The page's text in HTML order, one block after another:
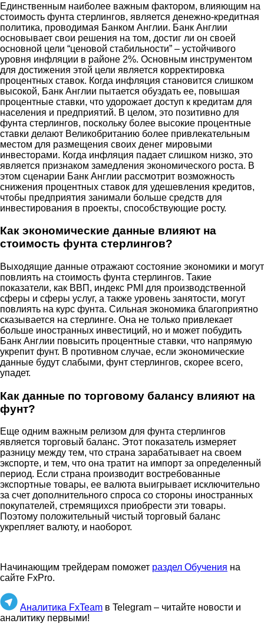
Единственным наиболее важным фактором, влияющим на
стоимость фунта стерлингов, является денежно-кредитная
политика, проводимая Банком Англии. Банк Англии
основывает свои решения на том, достиг ли он своей
основной цели “ценовой стабильности” – устойчивого
уровня инфляции в районе 2%. Основным инструментом
для достижения этой цели является корректировка
процентных ставок. Когда инфляция становится слишком
высокой, Банк Англии пытается обуздать ее, повышая
процентные ставки, что удорожает доступ к кредитам для
населения и предприятий. В целом, это позитивно для
фунта стерлингов, поскольку более высокие процентные
ставки делают Великобританию более привлекательным
местом для размещения своих денег мировыми
инвесторами. Когда инфляция падает слишком низко, это
является признаком замедления экономического роста. В
этом сценарии Банк Англии рассмотрит возможность
снижения процентных ставок для удешевления кредитов,
чтобы предприятия занимали больше средств для
инвестирования в проекты, способствующие росту.
Как экономические данные влияют на
стоимость фунта стерлингов?
Выходящие данные отражают состояние экономики и могут
повлиять на стоимость фунта стерлингов. Такие
показатели, как ВВП, индекс PMI для производственной
сферы и сферы услуг, а также уровень занятости, могут
повлиять на курс фунта. Сильная экономика благоприятно
сказывается на стерлинге. Она не только привлекает
больше иностранных инвестиций, но и может побудить
Банк Англии повысить процентные ставки, что напрямую
укрепит фунт. В противном случае, если экономические
данные будут слабыми, фунт стерлингов, скорее всего,
упадет.
Как данные по торговому балансу влияют на
фунт?
Еще одним важным релизом для фунта стерлингов
является торговый баланс. Этот показатель измеряет
разницу между тем, что страна зарабатывает на своем
экспорте, и тем, что она тратит на импорт за определенный
период. Если страна производит востребованные
экспортные товары, ее валюта выигрывает исключительно
за счет дополнительного спроса со стороны иностранных
покупателей, стремящихся приобрести эти товары.
Поэтому положительный чистый торговый баланс
укрепляет валюту, и наоборот.
Начинающим трейдерам поможет раздел Обучения на
сайте FxPro.
Аналитика FxTeam в Telegram – читайте новости и
аналитику первыми!